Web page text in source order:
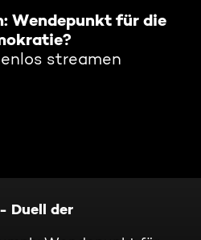
Wendepunkt für die
streamen
Duell der